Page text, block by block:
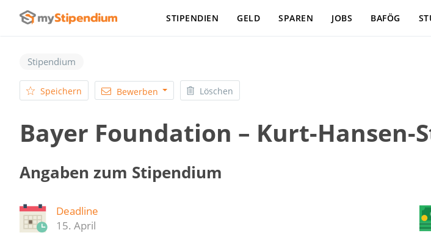
STIPENDIEN GELD SPAREN JOBS BAFÖG
Stipendium
Speichern Bewerben Löschen
Bayer Foundation – Kurt-
Angaben zum Stipendium
Deadline
15. April